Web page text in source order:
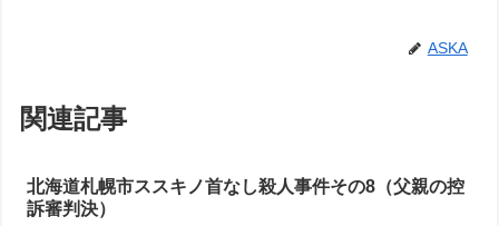
ASKA
関連記事
北海道札幌市ススキノ首なし殺人事件その8（父親の控
訴審判決）